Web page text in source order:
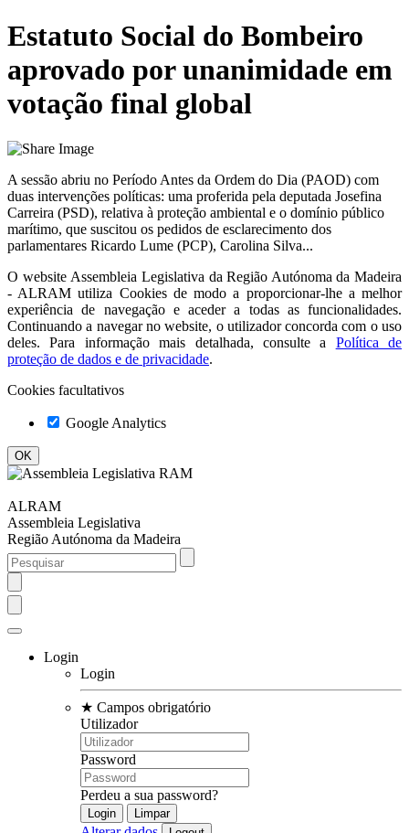
Estatuto Social do Bombeiro
aprovado por unanimidade em
votação final global
A sessão abriu no Período Antes da Ordem do Dia (PAOD) com
duas intervenções políticas: uma proferida pela deputada Josefina
Carreira (PSD), relativa à proteção ambiental e o domínio público
marítimo, que suscitou os pedidos de esclarecimento dos
parlamentares Ricardo Lume (PCP), Carolina Silva...
O website Assembleia Legislativa da Região Autónoma da Madeira
- ALRAM utiliza Cookies de modo a proporcionar-lhe a melhor
experiência de navegação e aceder a todas as funcionalidades.
Continuando a navegar no website, o utilizador concorda com o uso
deles. Para informação mais detalhada, consulte a
Política de
proteção de dados e de privacidade.
Cookies facultativos
Google Analytics
ALRAM
Assembleia Legislativa
Região Autónoma da Madeira
Login
Login
★ Campos obrigatório
Utilizador
Password
Perdeu a sua password?